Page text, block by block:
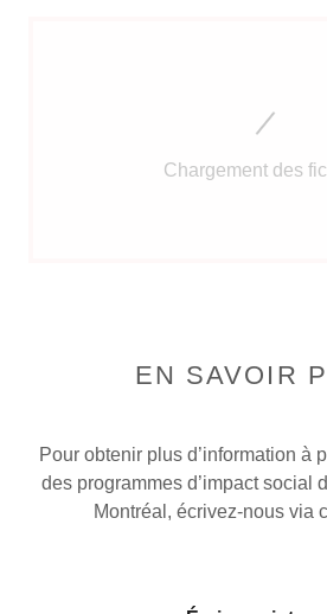
Chargement des
EN SAVOIR
Pour obtenir plus d’information à
des programmes d’impact social
Montréal, écrivez-nous via